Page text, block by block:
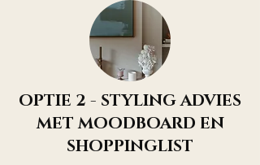
OPTIE 2 - STYLING ADVIES
MET MOODBOARD EN
SHOPPINGLIST